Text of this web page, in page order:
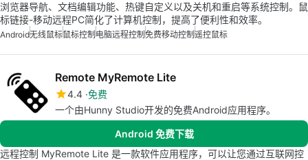
浏览器导航、文档编辑功能、热键自定义以及关机和重启等系统控制。鼠
标链接-移动远程PC简化了计算机控制，提高了便利性和效率。
Android无线鼠标鼠标控制 电脑远程控制 免费移动控制 遥控鼠标
Remote MyRemote Lite
4.4 免费
一个由Hunny Studio开发的免费Android应用程序。
Android 免费下载
远程控制 MyRemote Lite 是一款软件应用程序，可以让您通过互联网控